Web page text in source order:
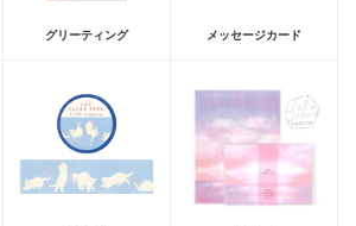
グリーティング メッセージカード